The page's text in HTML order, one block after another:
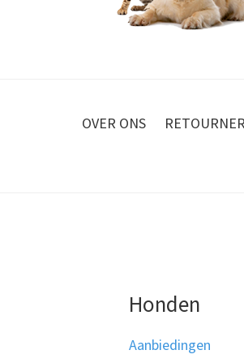
OVER ONS
Honden
Aanbiedingen